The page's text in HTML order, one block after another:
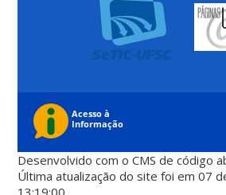
Desenvolvido com o CMS de código
Última atualização do site foi em 07
13:19:00